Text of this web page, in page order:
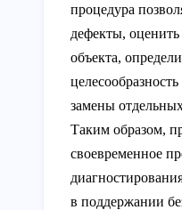
процедура
дефекты,
объекта,
замены
Таким образом,
своевременное
в поддержании